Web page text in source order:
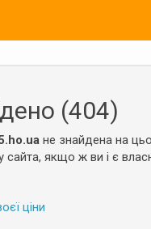
(404)
не знайдена на
сайта, якщо ж ви і є
ціни